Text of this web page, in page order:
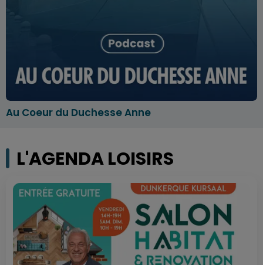
Au Coeur du Duchesse Anne
L'AGENDA LOISIRS